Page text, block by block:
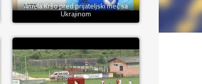
Amela Kršo pred prijateljski meč sa
Ukrajinom